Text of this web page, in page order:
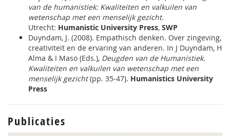
van de humanistiek: Kwaliteiten en valkuilen van
wetenschap met een menselijk gezicht.
Utrecht: Humanistic University Press, SWP
Duyndam, J. (2008). Empathisch denken. Over zingeving,
creativiteit en de ervaring van anderen. In J Duyndam, H
Alma & I Maso (Eds.), Deugden van de Humanistiek.
Kwaliteiten en valkuilen van wetenschap met een
menselijk gezicht(pp. 35-47). Humanistics University
Press
Publicaties